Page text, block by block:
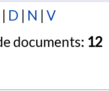
| D | N | V
documents: 12